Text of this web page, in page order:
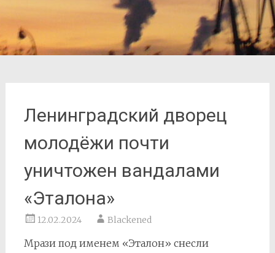
Ленинградский дворец
молодёжи почти
уничтожен вандалами
«Эталона»
12.02.2024 Blackened
Мрази под именем «Эталон» снесли